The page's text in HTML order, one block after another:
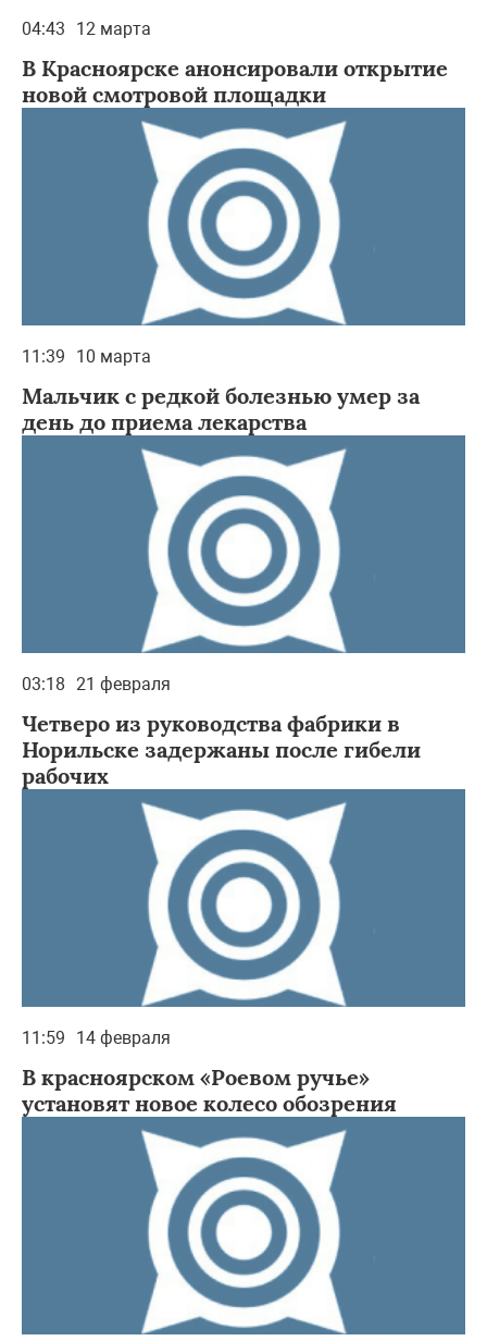
04:43 12 марта
В Красноярске анонсировали открытие
новой смотровой площадки
11:39 10 марта
Мальчик с редкой болезнью умер за
день до приема лекарства
03:18 21 февраля
Четверо из руководства фабрики в
Норильске задержаны после гибели
рабочих
11:59 14 февраля
В красноярском «Роевом ручье»
установят новое колесо обозрения